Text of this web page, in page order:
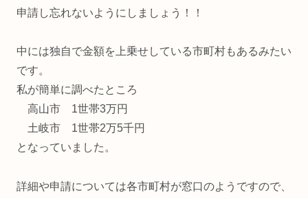
申請し忘れないようにしましょう！！
中には独自で金額を上乗せしている市町村もあるみたい
です。
私が簡単に調べたところ
高山市 1世帯3万円
土岐市 1世帯2万5千円
となっていました。
詳細や申請については各市町村が窓口のようですので、